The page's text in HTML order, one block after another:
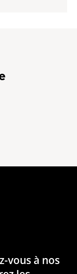
vous à nos